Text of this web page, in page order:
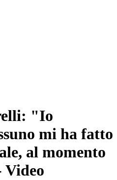
"Io
mi ha fatto
al momento
Video